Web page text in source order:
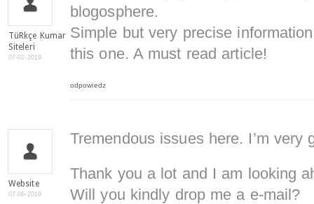
TüRkçe Kumar
Siteleri
07-02-2019
blogosphere.
Simple but very precise
this one. A must read article!
odpowiedz
Website
07-06-2019
Tremendous issues here. I’m very
Thank you a lot and I am looking
Will you kindly drop me a e-mail?